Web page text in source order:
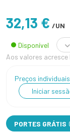
32,13 € /UN
Disponível
Aos valores acresce
Preços
Iniciar
PORTES GRÁTIS